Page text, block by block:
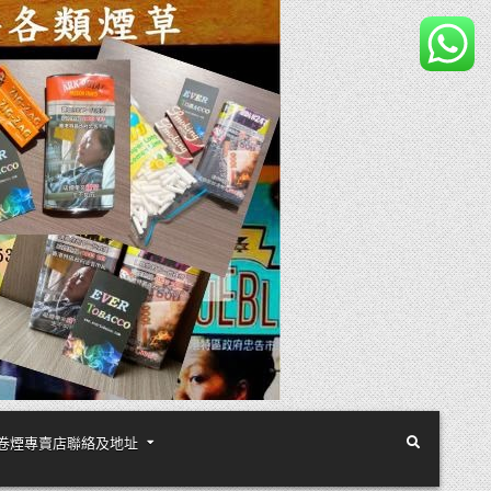
卷煙專賣店聯絡及地址